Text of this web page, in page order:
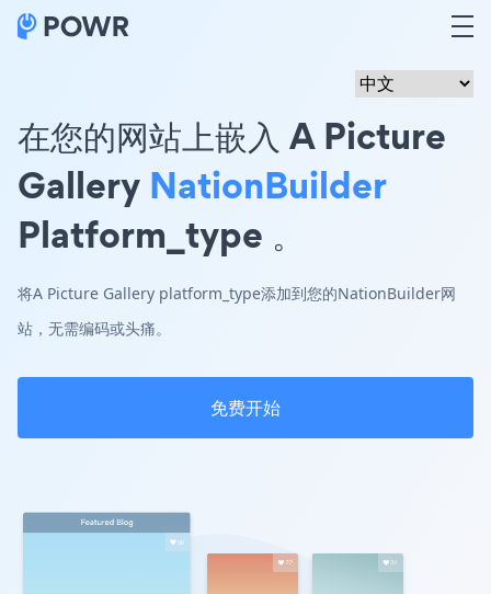
在您的网站上嵌入 A Picture
Gallery NationBuilder
Platform_type 。
将A Picture Gallery platform_type添加到您的NationBuilder网
站，无需编码或头痛。
免费开始